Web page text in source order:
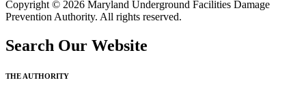
Copyright © 2026 Maryland Underground Facilities Damage
Prevention Authority. All rights reserved.
Search Our Website
THE AUTHORITY